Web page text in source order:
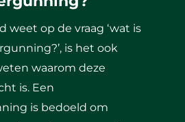
weet op de vraag ‘wat is
is het ook
waarom deze
is. Een
is bedoeld om